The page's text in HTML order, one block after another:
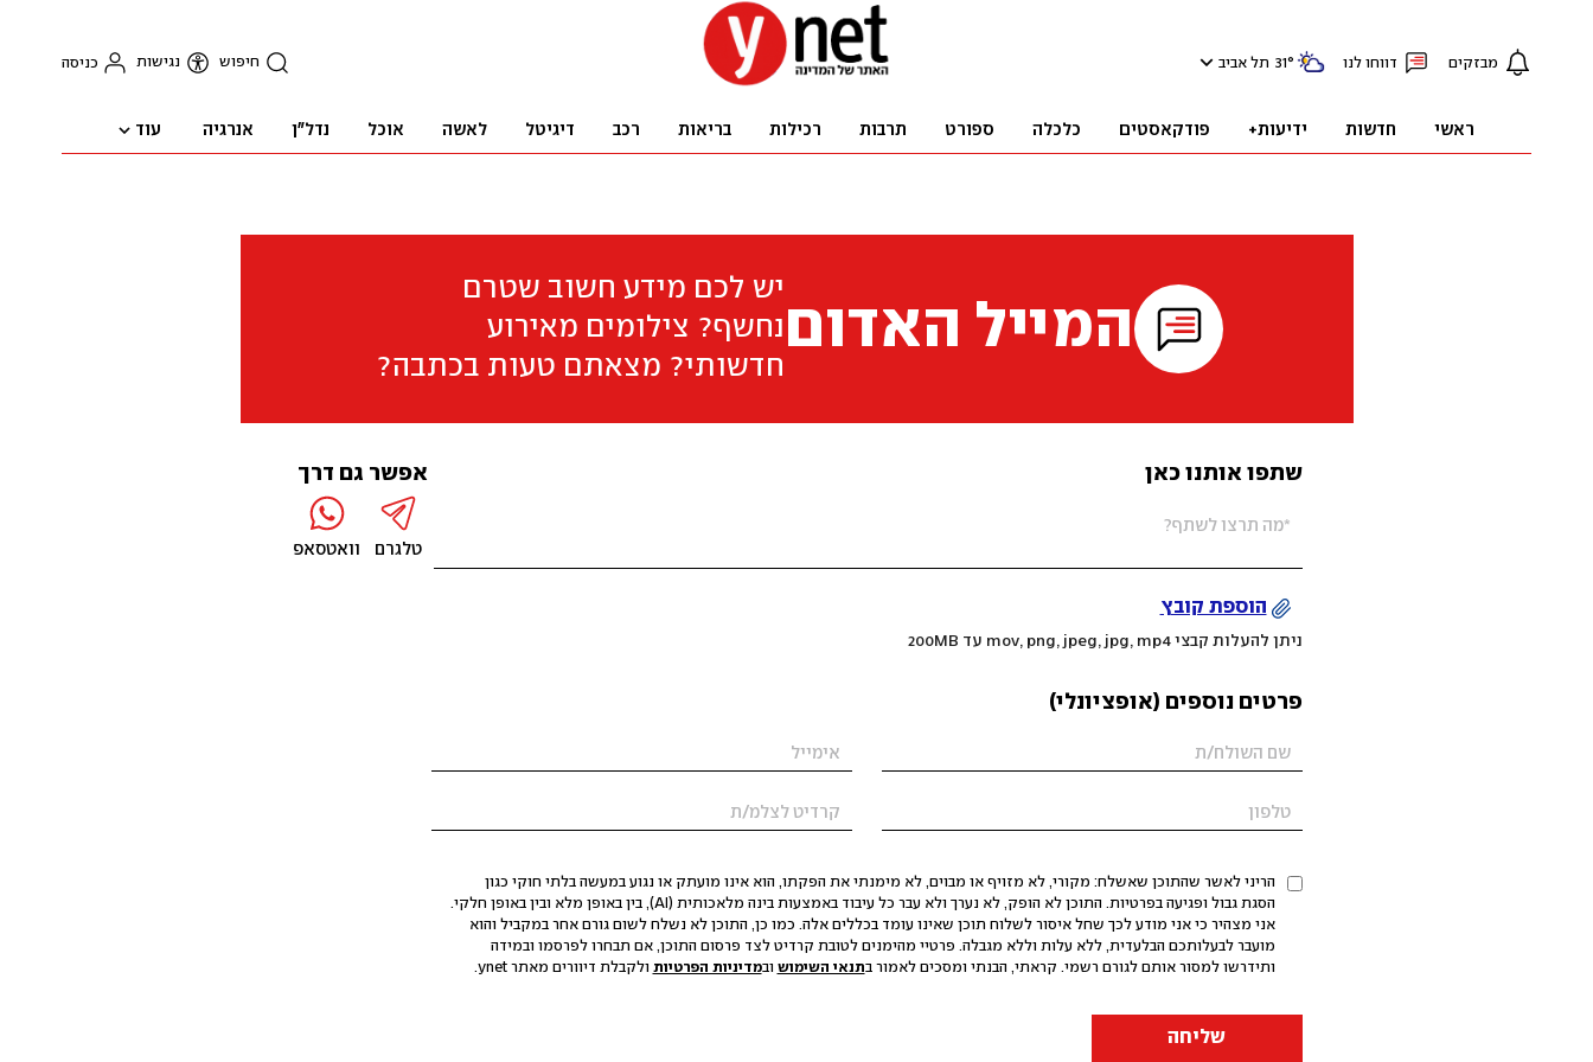
מבזקים דווחו לנו 31° תל אביב חיפוש נגישות כניסה
ראשי חדשות ידיעות+ פודקאסטים כלכלה ספורט תרבות רכילות בריאות רכב דיגיטל לאשה אוכל נדל"ן אנרגיה עוד
המייל האדום
יש לכם מידע חשוב שטרם
נחשף? צילומים מאירוע
חדשותי? מצאתם טעות בכתבה?
שתפו אותנו כאן
הוספת קובץ
ניתן להעלות קבצי mov, png, jpeg, jpg, mp4 עד 200MB
פרטים נוספים (אופציונלי)
הריני לאשר שהתוכן שאשלח: מקורי, לא מזויף או מבוים, לא מימנתי את הפקתו, הוא אינו מועתק או נגוע במעשה בלתי חוקי כגון
הסגת גבול ופגיעה בפרטיות. התוכן לא הופק, לא נערך ולא עבר כל עיבוד באמצעות בינה מלאכותית (AI), בין באופן מלא ובין באופן חלקי.
אני מצהיר כי אני מודע לכך שחל איסור לשלוח תוכן שאינו עומד בכללים אלה. כמו כן, התוכן לא נשלח לשום גורם אחר במקביל והוא
מועבר לבעלותכם הבלעדית, ללא עלות וללא מגבלה. פרטיי מהימנים לטובת קרדיט לצד פרסום התוכן, אם תבחרו לפרסמו ובמידה
ותידרשו למסור אותם לגורם רשמי. קראתי, הבנתי ומסכים לאמור בתנאי השימוש ובמדיניות הפרטיות ולקבלת דיוורים מאתר ynet.
שליחה
אפשר גם דרך
טלגרם וואטסאפ